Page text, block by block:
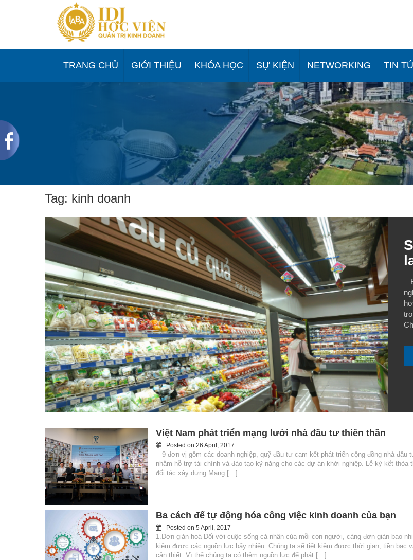
TRANG CHỦ GIỚI THIỆU KHÓA HỌC SỰ KIỆN NETWORKING TIN
Tag: kinh doanh
Việt Nam phát triển mạng lưới nhà đầu tư thiên thần
Posted on 26 April, 2017
9 đơn vị gồm các doanh nghiệp, quỹ đầu tư cam kết phát triển cộng đồng nhà đầu
nhằm hỗ trợ tài chính và đào tạo kỹ năng cho các dự án khởi nghiệp. Lễ ký kết thỏa
đối tác xây dựng Mạng […]
Ba cách để tự động hóa công việc kinh doanh của bạn
Posted on 5 April, 2017
1.Đơn giản hoá Đối với cuộc sống cá nhân của mỗi con người, càng đơn giản bao
kiệm được các nguồn lực bấy nhiêu. Chúng ta sẽ tiết kiệm được thời gian, tiền bạc
cần thiết. Vì thế chúng ta có thêm nguồn lực để phát […]